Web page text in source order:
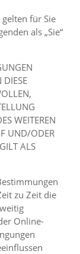
für Sie
als „Sie“
DIESE
WEITEREN
UND/ODER
ALS
zu Zeit die
Online-